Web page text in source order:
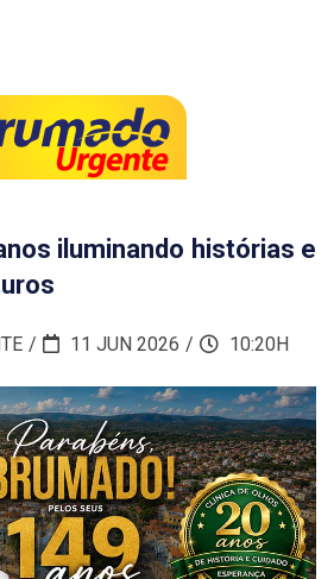
iluminando histórias e
11 JUN 2026 10:20H